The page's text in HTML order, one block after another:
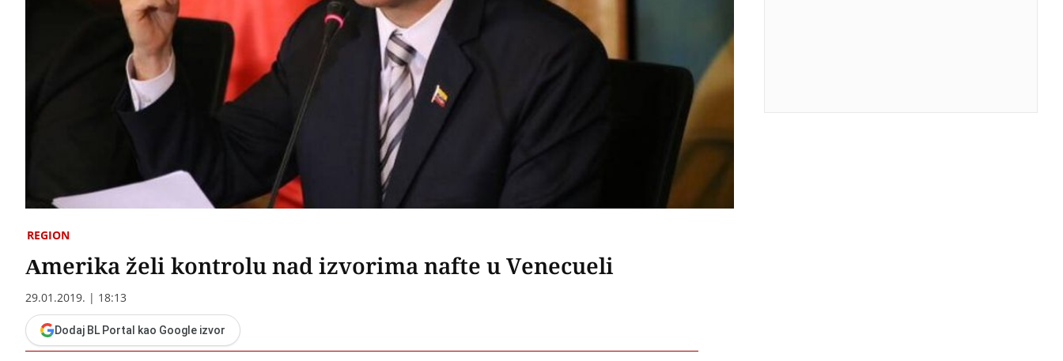
REGION
Amerika želi kontrolu nad izvorima nafte u Venecueli
29.01.2019. | 18:13
Dodaj BL Portal kao Google izvor